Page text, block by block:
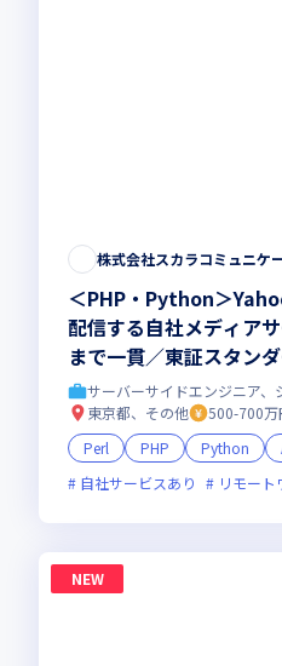
株式会社スカラコミュニケ
＜PHP・Python＞
配信する自社メディア
まで一貫／東証スタン
サーバーサイドエンジニア、
東京都、その他
500-700万
Perl
PHP Python
自社サービスあり
リモー
NEW